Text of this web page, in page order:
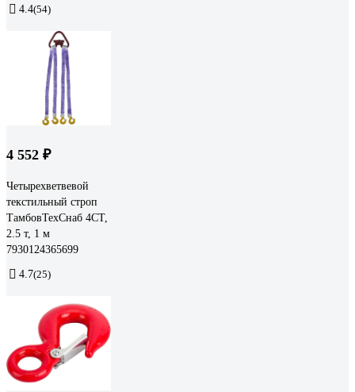
4.4(54)
4 552 ₽
Четырехветвевой
текстильный строп
ТамбовТехСнаб 4СТ,
2.5 т, 1 м
7930124365699
4.7(25)